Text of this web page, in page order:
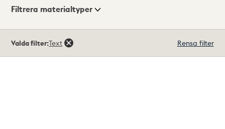
Visningsläge
Filtrera materialtyper
träffar
Valda filter:Text Rensa filter